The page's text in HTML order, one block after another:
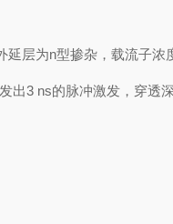
层为n型掺杂，载流
出3 ns的脉冲激发